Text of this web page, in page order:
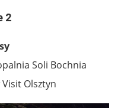
2
Soli Bochnia
Olsztyn